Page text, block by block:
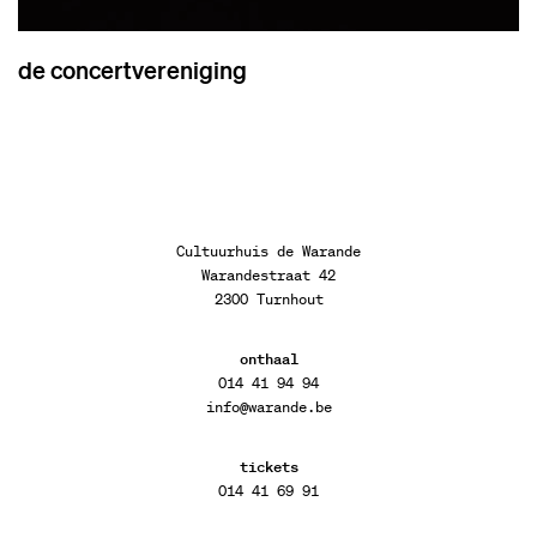
de concertvereniging
Cultuurhuis de Warande
Warandestraat 42
2300 Turnhout
onthaal
014 41 94 94
info@warande.be
tickets
014 41 69 91